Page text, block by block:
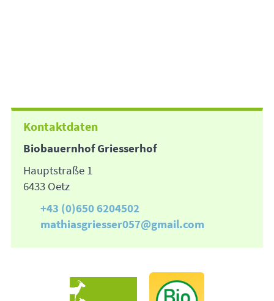
Kontaktdaten
Biobauernhof Griesserhof
Hauptstraße 1
6433 Oetz
+43 (0)650 6204502
mathiasgriesser057@gmail.com